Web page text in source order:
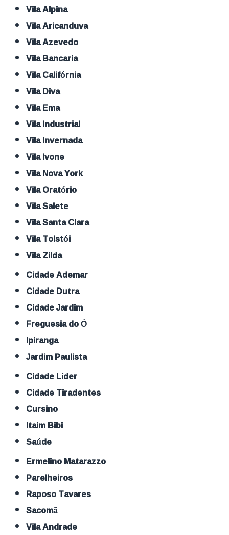
Vila Alpina
Vila Aricanduva
Vila Azevedo
Vila Bancaria
Vila Califórnia
Vila Diva
Vila Ema
Vila Industrial
Vila Invernada
Vila Ivone
Vila Nova York
Vila Oratório
Vila Salete
Vila Santa Clara
Vila Tolstói
Vila Zilda
Cidade Ademar
Cidade Dutra
Cidade Jardim
Freguesia do Ó
Ipiranga
Jardim Paulista
Cidade Líder
Cidade Tiradentes
Cursino
Itaim Bibi
Saúde
Ermelino Matarazzo
Parelheiros
Raposo Tavares
Sacomã
Vila Andrade